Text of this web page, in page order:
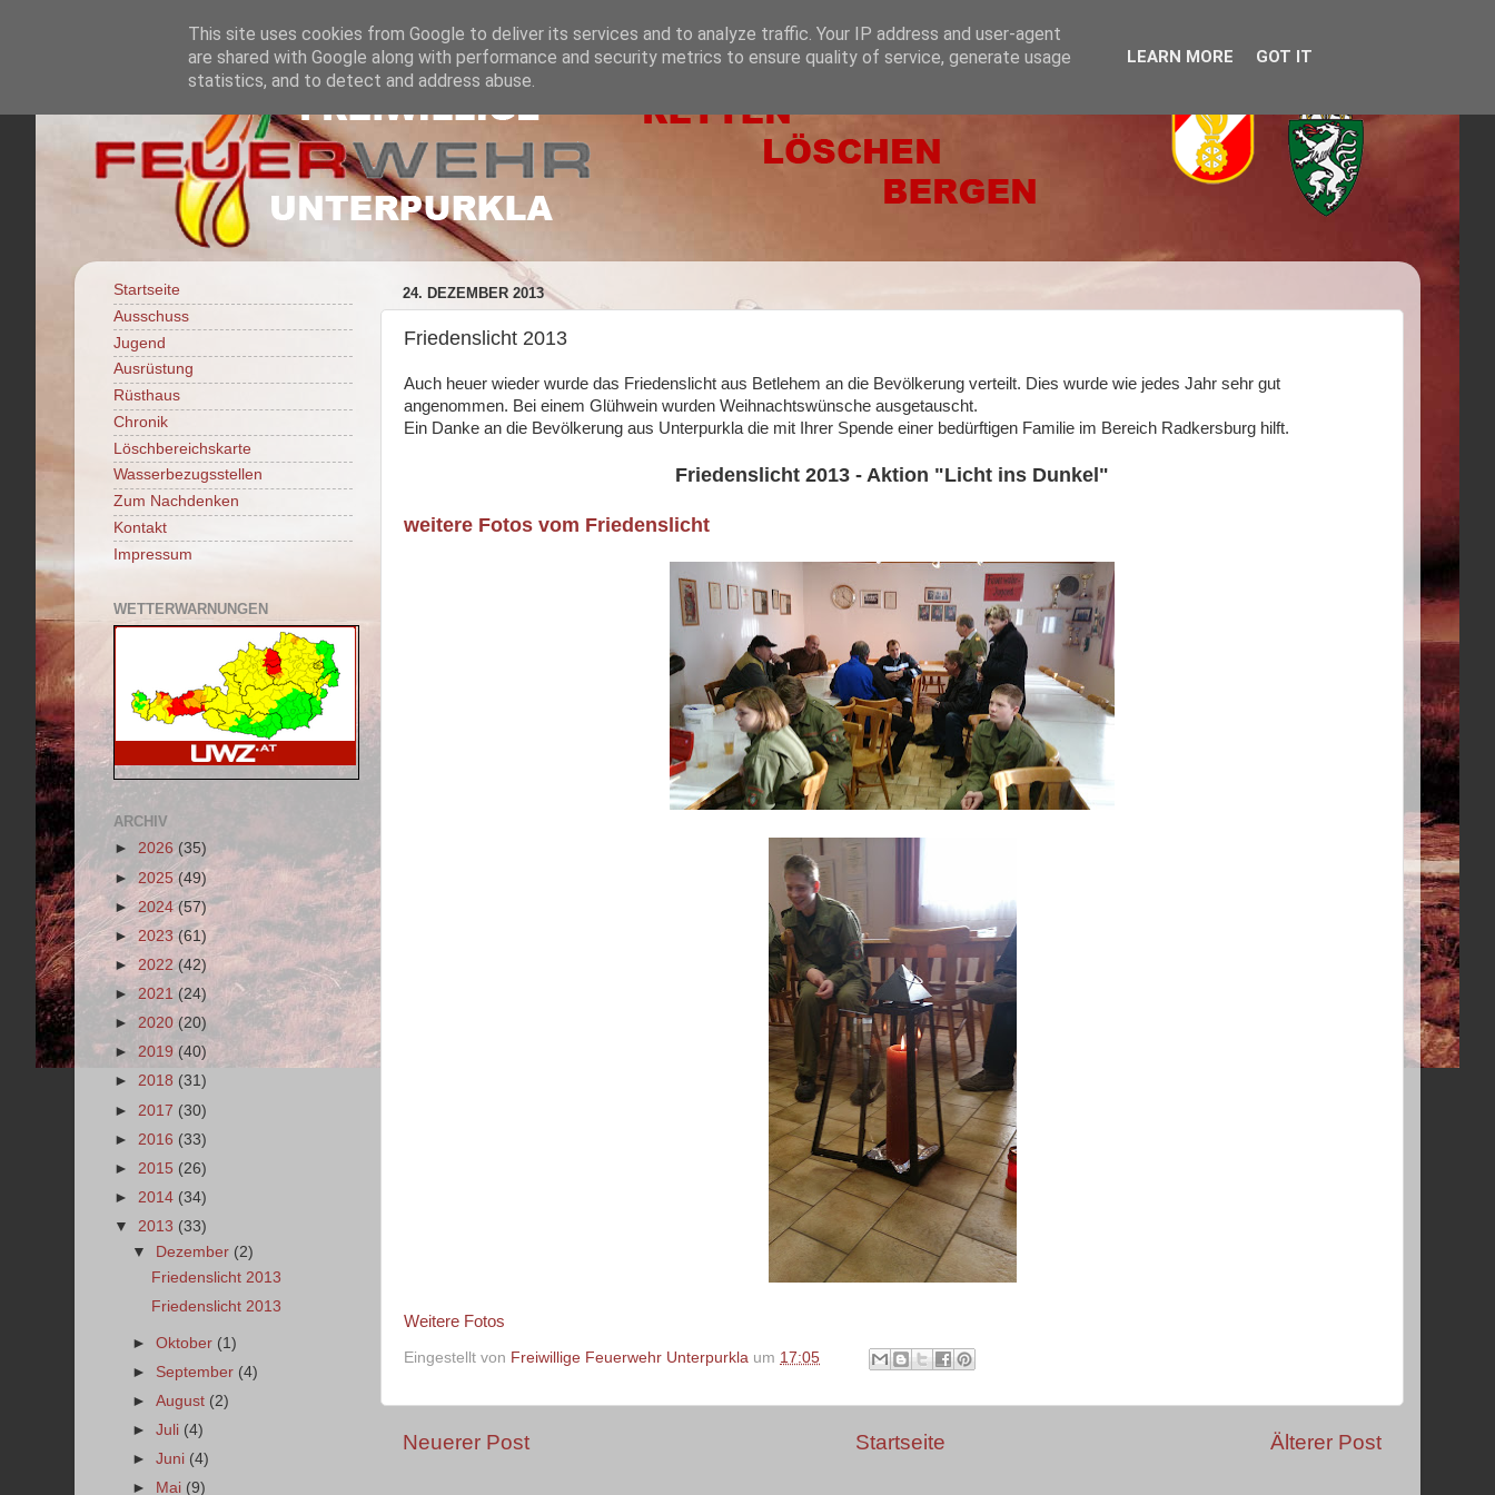
24. DEZEMBER 2013
Friedenslicht 2013
Auch heuer wieder wurde das Friedenslicht aus Betlehem an die Bevölkerung verteilt. Dies wurde wie jedes Jahr sehr gut
angenommen. Bei einem Glühwein wurden Weihnachtswünsche ausgetauscht.
Ein Danke an die Bevölkerung aus Unterpurkla die mit Ihrer Spende einer bedürftigen Familie im Bereich Radkersburg hilft.
Friedenslicht 2013 - Aktion "Licht ins Dunkel"
weitere Fotos vom Friedenslicht
Weitere Fotos
Eingestellt von Freiwillige Feuerwehr Unterpurkla um 17:05
Neuerer Post Älterer Post
Startseite
Startseite
Ausschuss
Jugend
Ausrüstung
Rüsthaus
Chronik
Löschbereichskarte
Wasserbezugsstellen
Zum Nachdenken
Kontakt
Impressum
WETTERWARNUNGEN
ARCHIV
► 2026 (35)
► 2025(49)
►2024(57)
► 2023 (61)
► 2022(42)
►2021(24)
► 2020 (20)
► 2019 (40)
► 2018 (31)
► 2017 (30)
► 2016 (33)
► 2015 (26)
► 2014 (34)
▼ 2013 (33)
▼
Dezember (2)
Friedenslicht 2013
Friedenslicht 2013
►Oktober (1)
► September (4)
►August (2)
►Juli (4)
►Juni (4)
►
Mai (9)
This site uses cookies from Google to deliver its services and to analyze traffic. Your IP address and user-agent
are shared with Google along with performance and security metrics to ensure quality of service, generate usage
statistics, and to detect and address abuse.
LEARN MORE GOT IT